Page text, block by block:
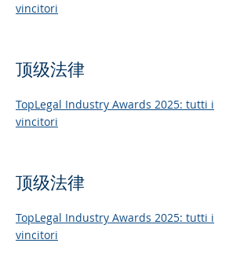
vincitori
顶级法律
TopLegal Industry Awards 2025: tutti i
vincitori
顶级法律
TopLegal Industry Awards 2025: tutti i
vincitori